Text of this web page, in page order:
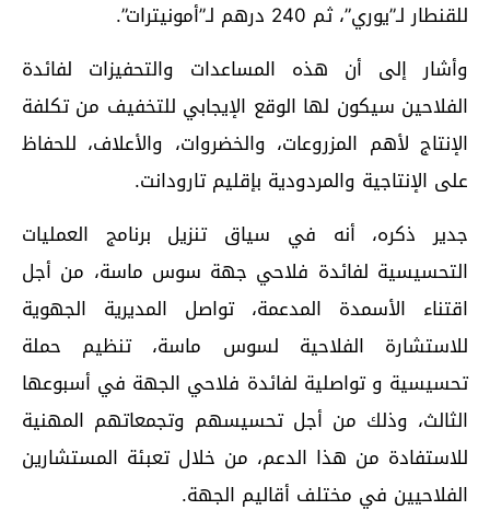
للقنطار لـ”يوري”، ثم 240 درهم لـ”أمونيترات”.
وأشار إلى أن هذه المساعدات والتحفيزات لفائدة
الفلاحين سيكون لها الوقع الإيجابي للتخفيف من تكلفة
الإنتاج لأهم المزروعات، والخضروات، والأعلاف، للحفاظ
على الإنتاجية والمردودية بإقليم تارودانت.
جدير ذكره، أنه في سياق تنزيل برنامج العمليات
التحسيسية لفائدة فلاحي جهة سوس ماسة، من أجل
اقتناء الأسمدة المدعمة، تواصل المديرية الجهوية
للاستشارة الفلاحية لسوس ماسة، تنظيم حملة
تحسيسية و تواصلية لفائدة فلاحي الجهة في أسبوعها
الثالث، وذلك من أجل تحسيسهم وتجمعاتهم المهنية
للاستفادة من هذا الدعم، من خلال تعبئة المستشارين
الفلاحيين في مختلف أقاليم الجهة.